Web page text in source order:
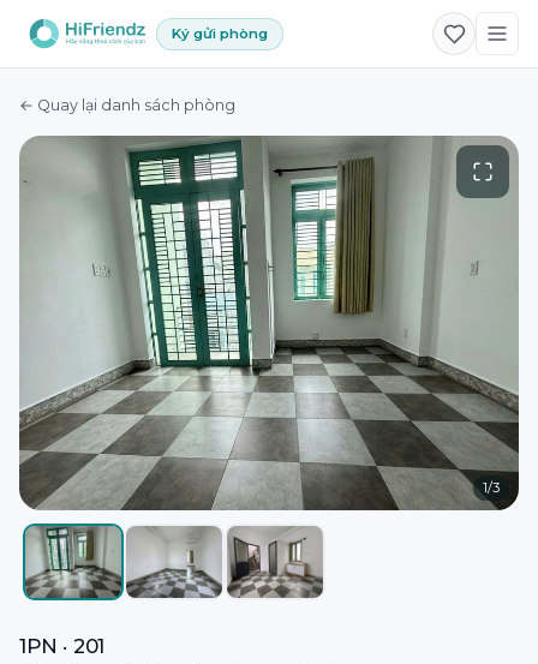
Ký gửi phòng
← Quay lại danh sách phòng
1/3
1PN · 201